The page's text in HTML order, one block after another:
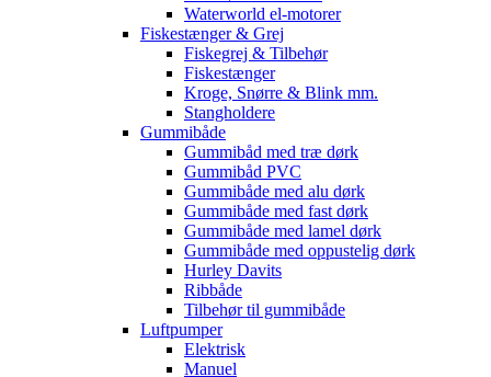
Waterworld el-motorer
Fiskestænger & Grej
Fiskegrej & Tilbehør
Fiskestænger
Kroge, Snørre & Blink mm.
Stangholdere
Gummibåde
Gummibåd med træ dørk
Gummibåd PVC
Gummibåde med alu dørk
Gummibåde med fast dørk
Gummibåde med lamel dørk
Gummibåde med oppustelig dørk
Hurley Davits
Ribbåde
Tilbehør til gummibåde
Luftpumper
Elektrisk
Manuel